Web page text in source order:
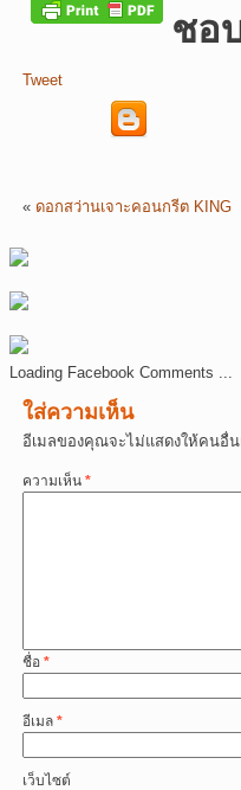
ชอ
Tweet
« ดอกสว่านเจาะคอนกรีต KING
Loading Facebook Comments ...
ใส่ความเห็น
อีเมลของคุณจะไม่แสดงให้คนอื่น
ความเห็น *
ชื่อ *
อีเมล *
เว็บไซต์